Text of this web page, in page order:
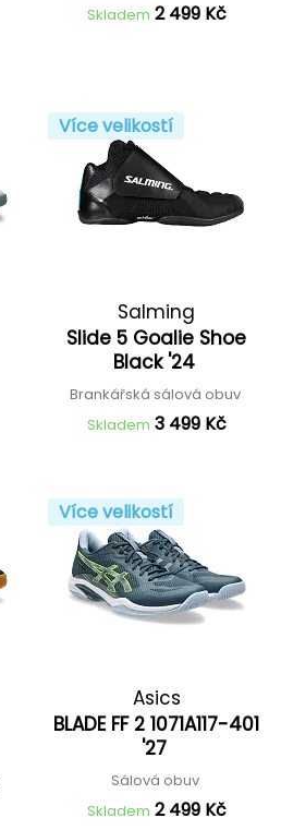
Skladem 2 499 Kč
Více velikostí
Salming
Slide 5 Goalie Shoe
Black '24
Brankářská sálová obuv
Skladem 3 499 Kč
Více velikostí
Asics
BLADE FF 2 1071A117-401
'27
Sálová obuv
Skladem 2 499 Kč